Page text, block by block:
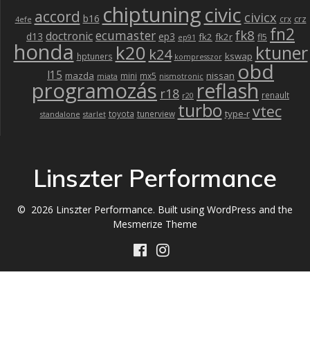
4efe accord b16 chiptuningcivic civicx crx crz
d13 doctronicecumaster ep3 ep91 fk2 fk2r fk8 fl5 fn2
honda hptuners k20 k24 kompresszor kswap ktuner
l15 mazda miata mini mx5 nismotronic nissan obd
programozás r18 r20 reflash renault
standalone starlet toyota tunerview turbo type-r vtec
Linszter Performance
© 2026 Linszter Performance. Built using WordPress and the
Mesmerize Theme